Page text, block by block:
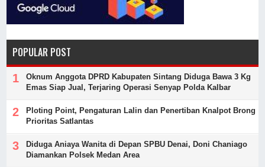
POPULAR POST
Oknum Anggota DPRD Kabupaten Sintang Diduga Bawa 3 Kg
Emas Siap Jual, Terjaring Operasi Senyap Polda Kalbar
Ploting Point, Pengaturan Lalin dan Penertiban Knalpot Brong
Prioritas Satlantas
Diduga Aniaya Wanita di Depan SPBU Denai, Doni Chaniago
Diamankan Polsek Medan Area